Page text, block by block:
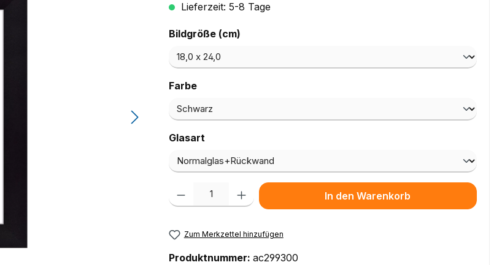
Lieferzeit: 5-8 Tage
Bildgröße (cm)auswählen
Farbeauswählen
Glasartauswählen
Produkt Anzahl: Gib den gewünschten Wert ein oder benutze die Schaltflächen
In den Warenkorb
Zum Merkzettel hinzufügen
Produktnummer: ac299300